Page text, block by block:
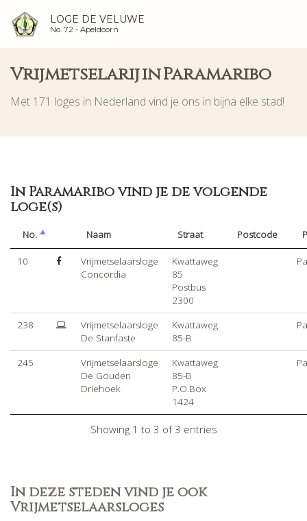
LOGE DE VELUWE
No. 72 -Apeldoorn
Vrijmetselarij in Paramaribo
Met 171 loges in Nederland vind je ons in bijna elke stad!
In Paramaribo vind je de volgende
loge(s)
No. Naam Straat Postcode
10
Vrijmetselaarsloge
Concordia
Kwattaweg
85
Postbus
2300
238
Vrijmetselaarsloge
De Stanfaste
Kwattaweg
85-B
245
Vrijmetselaarsloge
De Gouden
Driehoek
Kwattaweg
85-B
P.O.Box
1424
Showing 1 to 3 of 3 entries
In deze steden vind je ook
Vrijmetselaarsloges